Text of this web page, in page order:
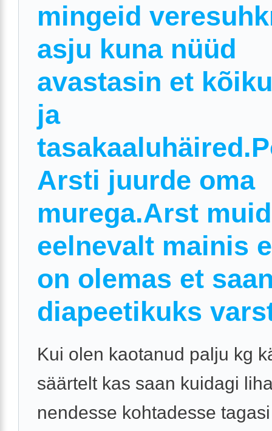
mingeid
asju kuna nüüd
avastasin et
ja
Arsti juurde oma
murega.Arst
eelnevalt mainis
on olemas et
diapeetikuks
Kui olen kaotanud palju kg
säärtelt kas saan kuidagi
nendesse kohtadesse